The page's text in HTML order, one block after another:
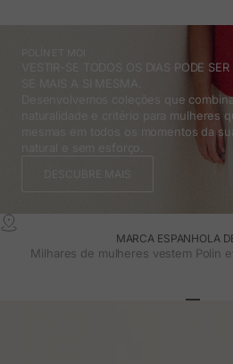
VESTIR-SE TODOS OS DIAS PODE
SE MAIS A SI MESMA.
Desenvolvemos coleções que
naturalidade e critério para mulheres
mesmas em todos os momentos da
natural e sem esforço.
DESCUBRE MAIS
MARCA ESPANHOLA
Milhares de mulheres vestem Polin